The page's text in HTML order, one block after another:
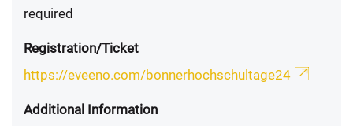
required
Registration/Ticket
https://eveeno.com/bonnerhochschultage24
Additional Information